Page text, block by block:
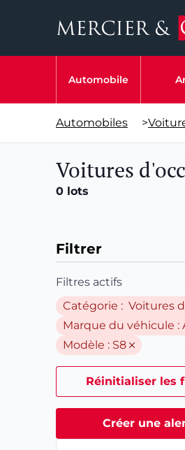
Automobile
Automobiles >
Voitures
0 lots
Filtrer
Filtres actifs
Catégorie : Voitures
Marque du véhicule :
Modèle : S8
Réinitialiser les
Créer une